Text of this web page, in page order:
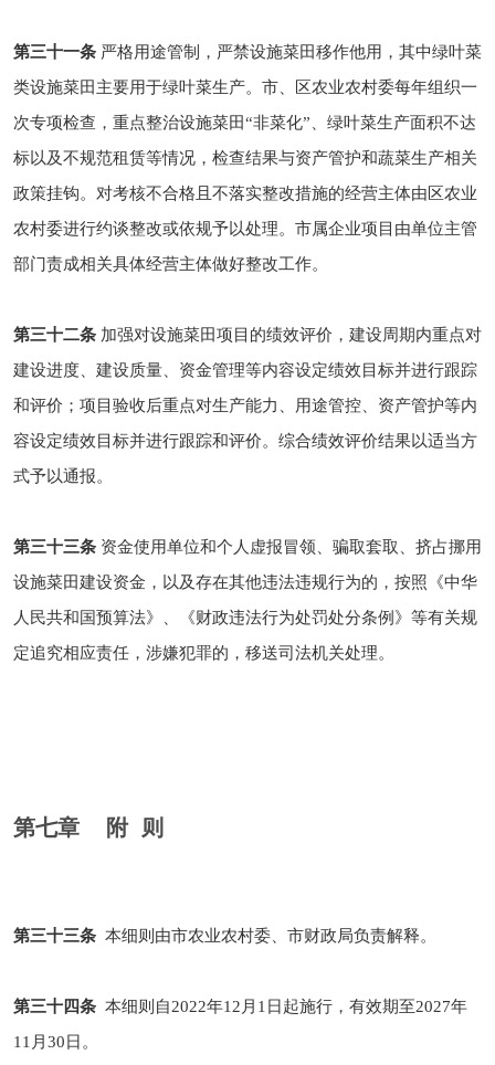
第三十一条严格用途管制，严禁设施菜田移作他用，其中绿叶菜
类设施菜田主要用于绿叶菜生产。市、区农业农村委每年组织一
次专项检查，重点整治设施菜田“非菜化”、绿叶菜生产面积不达
标以及不规范租赁等情况，检查结果与资产管护和蔬菜生产相关
政策挂钩。对考核不合格且不落实整改措施的经营主体由区农业
农村委进行约谈整改或依规予以处理。市属企业项目由单位主管
部门责成相关具体经营主体做好整改工作。
第三十二条加强对设施菜田项目的绩效评价，建设周期内重点对
建设进度、建设质量、资金管理等内容设定绩效目标并进行跟踪
和评价；项目验收后重点对生产能力、用途管控、资产管护等内
容设定绩效目标并进行跟踪和评价。综合绩效评价结果以适当方
式予以通报。
第三十三条资金使用单位和个人虚报冒领、骗取套取、挤占挪用
设施菜田建设资金，以及存在其他违法违规行为的，按照《中华
人民共和国预算法》、《财政违法行为处罚处分条例》等有关规
定追究相应责任，涉嫌犯罪的，移送司法机关处理。
第七章 附 则
第三十三条本细则由市农业农村委、市财政局负责解释。
第三十四条本细则自2022年12月1日起施行，有效期至2027年
11月30日。